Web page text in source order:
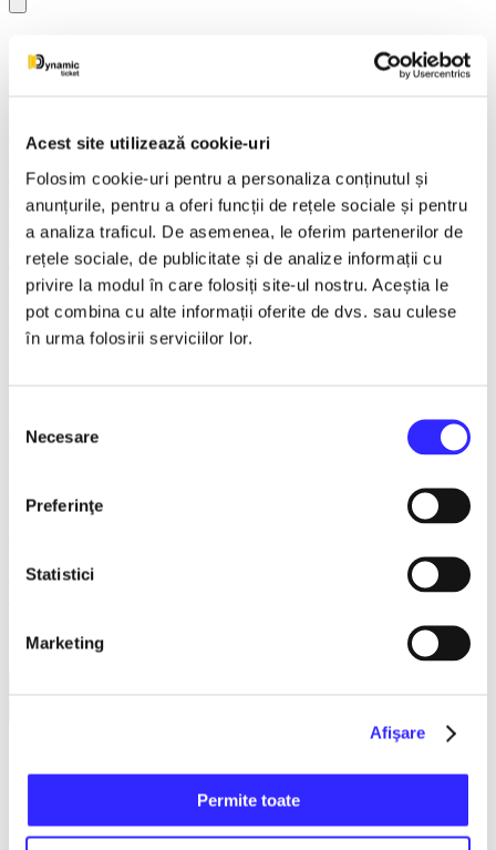
Acest site utilizează cookie-uri
Folosim cookie-uri pentru a personaliza conținutul și
anunțurile, pentru a oferi funcții de rețele sociale și pentru
a analiza traficul. De asemenea, le oferim partenerilor de
rețele sociale, de publicitate și de analize informații cu
privire la modul în care folosiți site-ul nostru. Aceștia le
pot combina cu alte informații oferite de dvs. sau culese
în urma folosirii serviciilor lor.
consimțământului
Necesare
Preferinţe
Statistici
Marketing
Afişare
Permite toate
Nutcracker
Recomandate
Tours
Spectacole litoral 2026
TNB
Ambasadorii Musical Theatre
Ballet/Dance
House of Parliament
Rotari Entertainment
Teatru ROMEO si JULIETA
Caragiale
Show Event
Sala Luceafarul
Smart Ticketing Exclusives
For Kids
Concordia Theater Company
27 September 2026, ora 19:00